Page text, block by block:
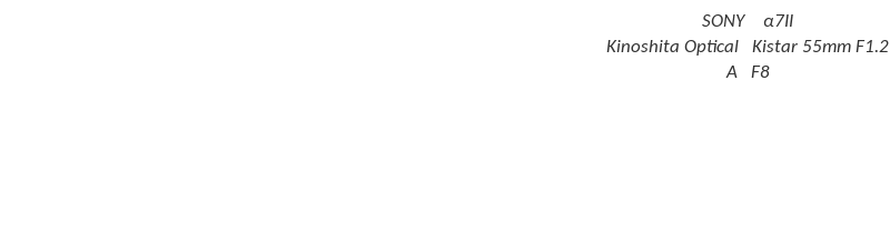
SONY α7II
Kinoshita Optical Kistar 55mm F1.2
A F8